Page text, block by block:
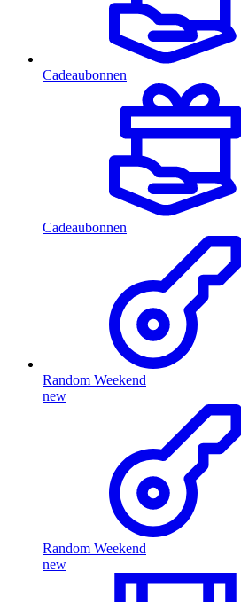
Cadeaubonnen
Cadeaubonnen
Random Weekend
new
Random Weekend
new